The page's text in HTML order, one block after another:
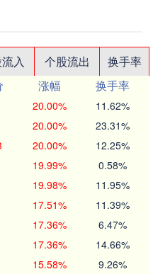
入 个股流出
换手率
涨幅
换手率
20.00% 11.62%
20.00% 23.31%
20.00% 12.25%
19.99% 0.58%
19.98% 11.95%
17.51% 11.39%
17.36% 6.47%
17.36% 14.66%
15.58% 9.26%